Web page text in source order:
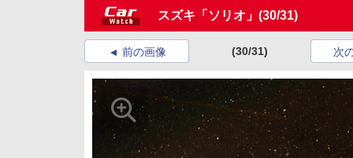
スズキ「ソリオ」 (30/31)
前の画像 (30/31) 次